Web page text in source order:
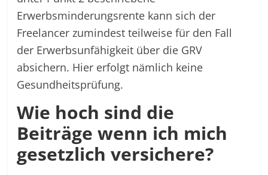
Erwerbsminderungsrente kann sich der
Freelancer zumindest teilweise für den Fall
der Erwerbsunfähigkeit über die GRV
absichern. Hier erfolgt nämlich keine
Gesundheitsprüfung.
Wie hoch sind die
Beiträge wenn ich mich
gesetzlich versichere?